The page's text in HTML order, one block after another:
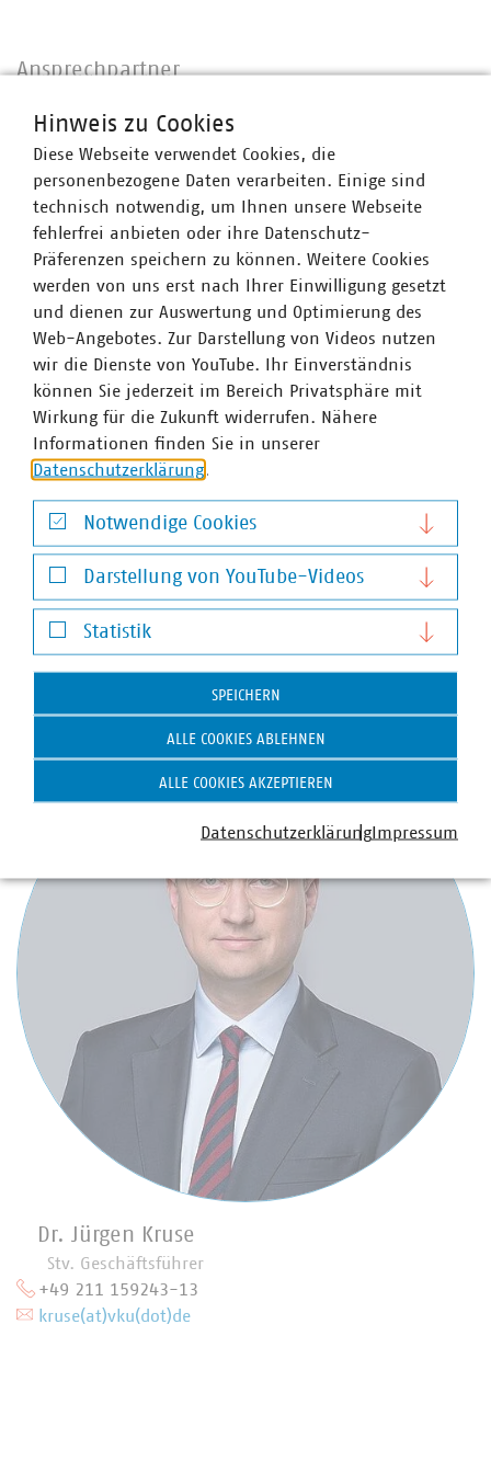
Ansprechpartner
Dr. Andreas Hollstein
Geschäftsführer
+49 211 159243-11
hollstein(at)vku(dot)de
Dr. Jürgen Kruse
Stv. Geschäftsführer
+49 211 159243-13
kruse(at)vku(dot)de
Hinweis zu Cookies
Diese Webseite verwendet Cookies, die
personenbezogene Daten verarbeiten. Einige sind
technisch notwendig, um Ihnen unsere Webseite
fehlerfrei anbieten oder ihre Datenschutz-
Präferenzen speichern zu können. Weitere Cookies
werden von uns erst nach Ihrer Einwilligung gesetzt
und dienen zur Auswertung und Optimierung des
Web-Angebotes. Zur Darstellung von Videos nutzen
wir die Dienste von YouTube. Ihr Einverständnis
können Sie jederzeit im Bereich Privatsphäre mit
Wirkung für die Zukunft widerrufen. Nähere
Informationen finden Sie in unserer
Datenschutzerklärung
Notwendige Cookies
Notwendige Cookies
Darstellung von YouTube-Videos
Darstellung von YouTube-Videos
Statistik
Statistik
SPEICHERN
ALLE COOKIES ABLEHNEN
ALLE COOKIES AKZEPTIEREN
DatenschutzerklärungImpressum